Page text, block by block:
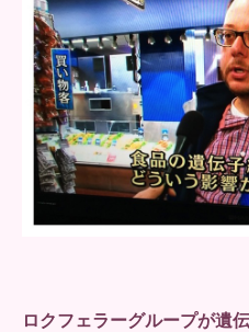
ロクフェラーグループが遺